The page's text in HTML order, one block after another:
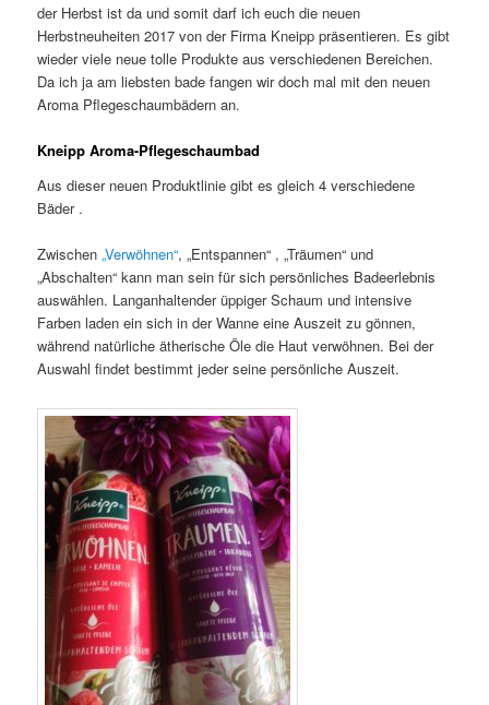
der Herbst ist da und somit darf ich euch die neuen
Herbstneuheiten 2017 von der Firma Kneipp präsentieren. Es gibt
wieder viele neue tolle Produkte aus verschiedenen Bereichen.
Da ich ja am liebsten bade fangen wir doch mal mit den neuen
Aroma Pflegeschaumbädern an.
Kneipp Aroma-Pflegeschaumbad
Aus dieser neuen Produktlinie gibt es gleich 4 verschiedene
Bäder .
Zwischen„Verwöhnen“, „Entspannen“ , „Träumen“ und
„Abschalten“ kann man sein für sich persönliches Badeerlebnis
auswählen. Langanhaltender üppiger Schaum und intensive
Farben laden ein sich in der Wanne eine Auszeit zu gönnen,
während natürliche ätherische Öle die Haut verwöhnen. Bei der
Auswahl findet bestimmt jeder seine persönliche Auszeit.